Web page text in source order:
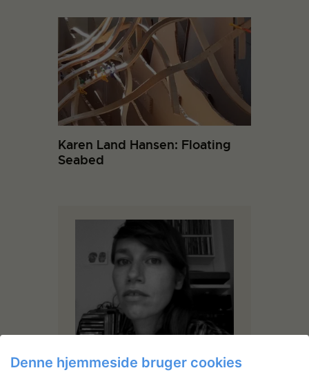
Karen Land Hansen: Floating
Seabed
Denne hjemmeside bruger cookies